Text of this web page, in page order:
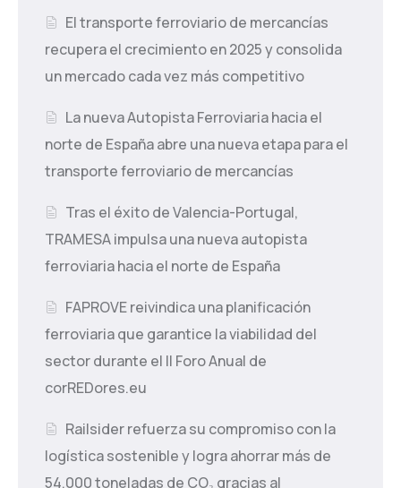
El transporte ferroviario de mercancías
recupera el crecimiento en 2025 y consolida
un mercado cada vez más competitivo
La nueva Autopista Ferroviaria hacia el
norte de España abre una nueva etapa para el
transporte ferroviario de mercancías
Tras el éxito de Valencia-Portugal,
TRAMESA impulsa una nueva autopista
ferroviaria hacia el norte de España
FAPROVE reivindica una planificación
ferroviaria que garantice la viabilidad del
sector durante el II Foro Anual de
corREDores.eu
Railsider refuerza su compromiso con la
logística sostenible y logra ahorrar más de
54.000 toneladas de CO₂ gracias al